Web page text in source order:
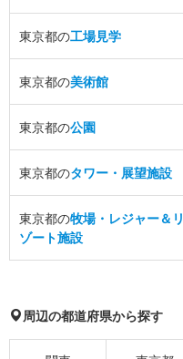
東京都の工場見学
東京都の美術館
東京都の公園
東京都のタワー・展望施設
東京都の牧場・レジャー＆リ
ゾート施設
周辺の都道府県から探す